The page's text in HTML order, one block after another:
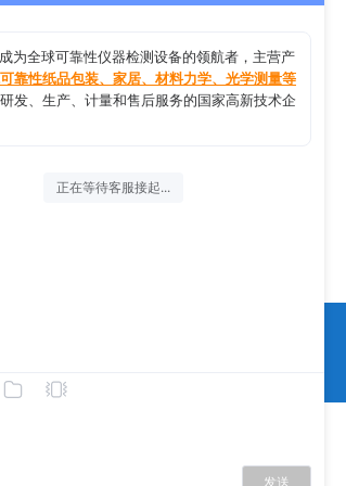
），如：三加四=7